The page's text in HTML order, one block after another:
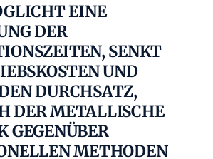
EINE
DER
SENKT
UND
DURCHSATZ,
DER METALLISCHE
GEGENÜBER
METHODEN